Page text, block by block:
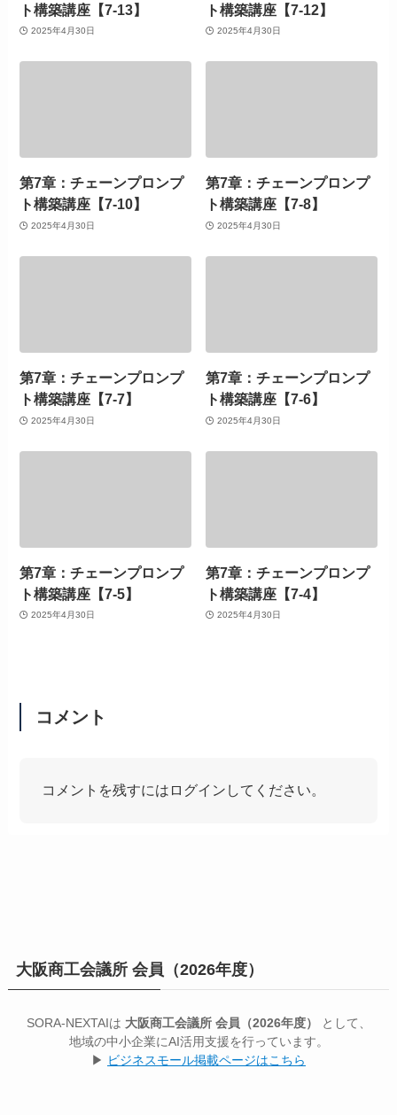
ト構築講座【7-13】
2025年4月30日
ト構築講座【7-12】
2025年4月30日
第7章：チェーンプロンプ
ト構築講座【7-10】
2025年4月30日
第7章：チェーンプロンプ
ト構築講座【7-8】
2025年4月30日
第7章：チェーンプロンプ
ト構築講座【7-7】
2025年4月30日
第7章：チェーンプロンプ
ト構築講座【7-6】
2025年4月30日
第7章：チェーンプロンプ
ト構築講座【7-5】
2025年4月30日
第7章：チェーンプロンプ
ト構築講座【7-4】
2025年4月30日
コメント
コメントを残すにはログインしてください。
大阪商工会議所 会員（2026年度）
SORA-NEXTAIは 大阪商工会議所 会員（2026年度）
として、
地域の中小企業にAI活用支援を行っています。
▶ ビジネスモール掲載ページはこちら